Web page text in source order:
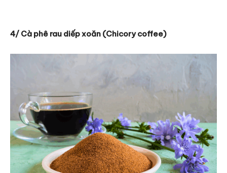
4/ Cà phê rau diếp xoăn (Chicory coffee)